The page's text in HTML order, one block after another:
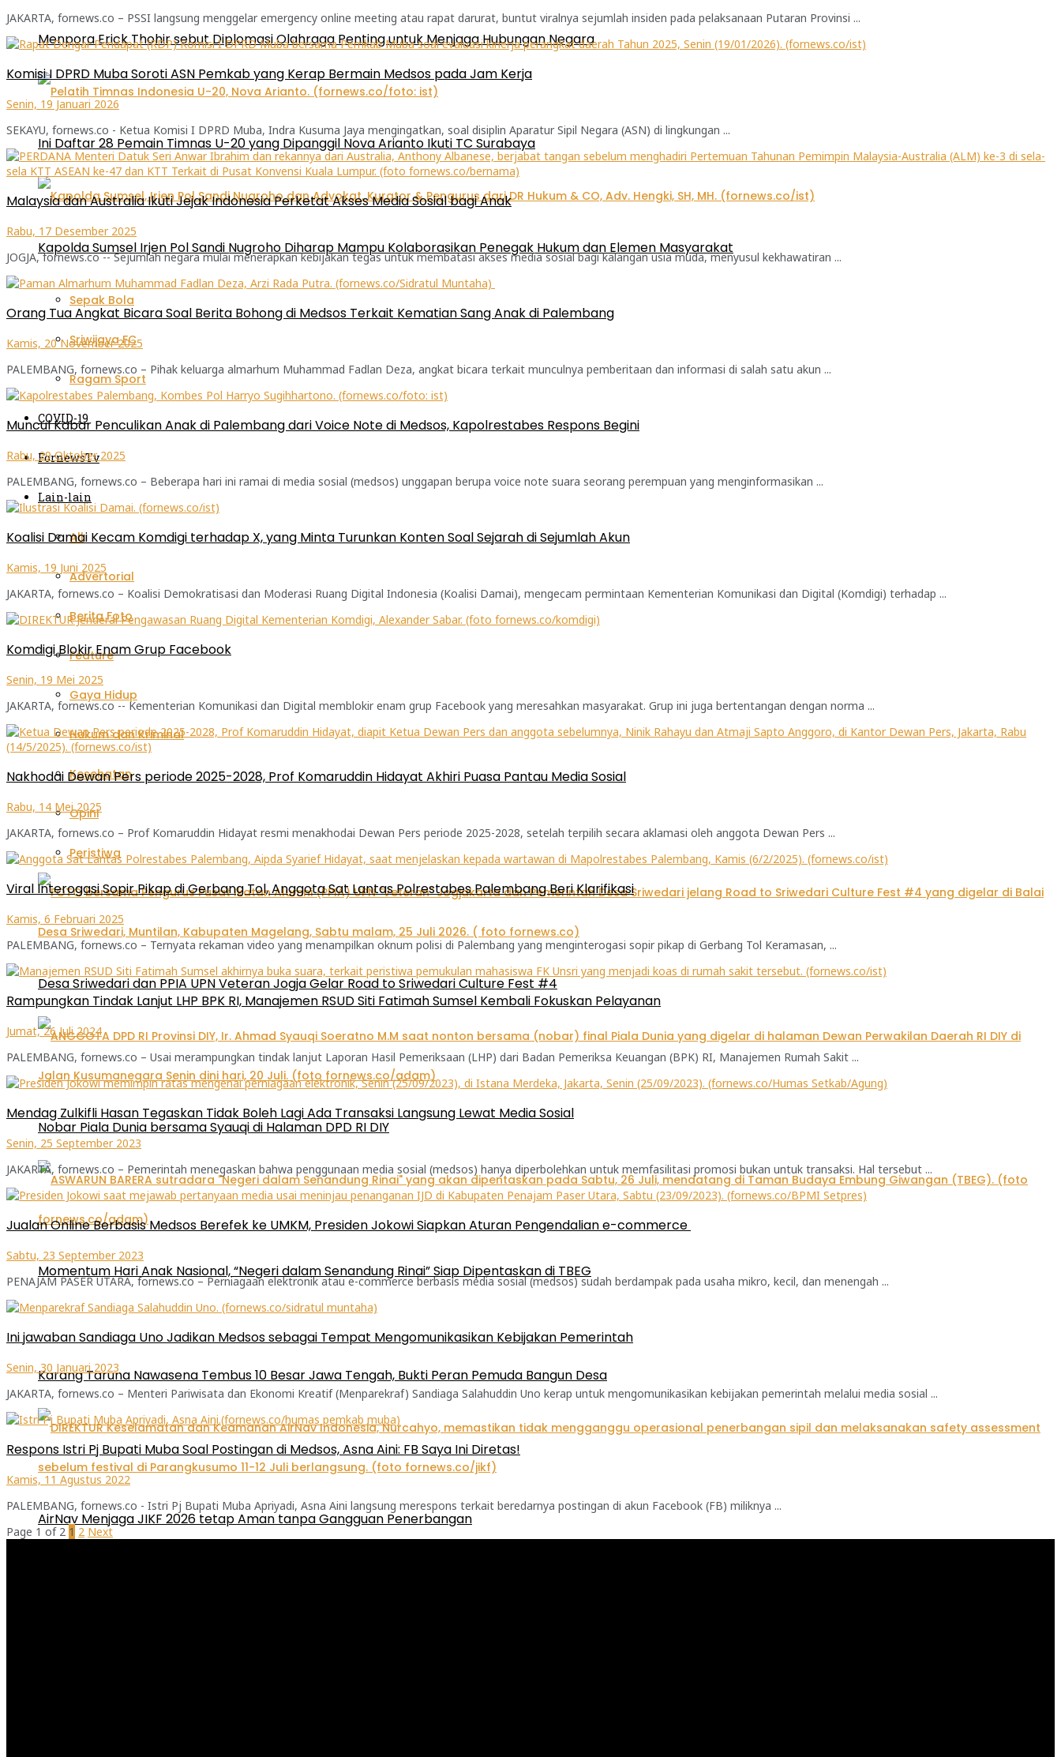
Menpora Erick Thohir sebut Diplomasi Olahraga Penting untuk Menjaga Hubungan Negara
Ini Daftar 28 Pemain Timnas U-20 yang Dipanggil Nova Arianto Ikuti TC Surabaya
Kapolda Sumsel Irjen Pol Sandi Nugroho Diharap Mampu Kolaborasikan Penegak Hukum dan Elemen Masyarakat
Sepak Bola
Sriwijaya FC
Ragam Sport
COVID-19
FornewsTv
Lain-lain
All
Advertorial
Berita Foto
Feature
Gaya Hidup
Hukum dan Kriminal
Kesehatan
Opini
Peristiwa
Desa Sriwedari dan PPIA UPN Veteran Jogja Gelar Road to Sriwedari Culture Fest #4
Nobar Piala Dunia bersama Syauqi di Halaman DPD RI DIY
Momentum Hari Anak Nasional, “Negeri dalam Senandung Rinai” Siap Dipentaskan di TBEG
Karang Taruna Nawasena Tembus 10 Besar Jawa Tengah, Bukti Peran Pemuda Bangun Desa
AirNav Menjaga JIKF 2026 tetap Aman tanpa Gangguan Penerbangan
JAKARTA, fornews.co – PSSI langsung menggelar emergency online meeting atau rapat darurat, buntut viralnya sejumlah insiden pada pelaksanaan Putaran Provinsi ...
Komisi I DPRD Muba Soroti ASN Pemkab yang Kerap Bermain Medsos pada Jam Kerja
Senin, 19 Januari 2026
SEKAYU, fornews.co - Ketua Komisi I DPRD Muba, Indra Kusuma Jaya mengingatkan, soal disiplin Aparatur Sipil Negara (ASN) di lingkungan ...
Malaysia dan Australia Ikuti Jejak Indonesia Perketat Akses Media Sosial bagi Anak
Rabu, 17 Desember 2025
JOGJA, fornews.co -- Sejumlah negara mulai menerapkan kebijakan tegas untuk membatasi akses media sosial bagi kalangan usia muda, menyusul kekhawatiran ...
Orang Tua Angkat Bicara Soal Berita Bohong di Medsos Terkait Kematian Sang Anak di Palembang
Kamis, 20 November 2025
PALEMBANG, fornews.co – Pihak keluarga almarhum Muhammad Fadlan Deza, angkat bicara terkait munculnya pemberitaan dan informasi di salah satu akun ...
Muncul Kabar Penculikan Anak di Palembang dari Voice Note di Medsos, Kapolrestabes Respons Begini
Rabu, 29 Oktober 2025
PALEMBANG, fornews.co – Beberapa hari ini ramai di media sosial (medsos) unggapan berupa voice note suara seorang perempuan yang menginformasikan ...
Koalisi Damai Kecam Komdigi terhadap X, yang Minta Turunkan Konten Soal Sejarah di Sejumlah Akun
Kamis, 19 Juni 2025
JAKARTA, fornews.co – Koalisi Demokratisasi dan Moderasi Ruang Digital Indonesia (Koalisi Damai), mengecam permintaan Kementerian Komunikasi dan Digital (Komdigi) terhadap ...
Komdigi Blokir Enam Grup Facebook
Senin, 19 Mei 2025
JAKARTA, fornews.co -- Kementerian Komunikasi dan Digital memblokir enam grup Facebook yang meresahkan masyarakat. Grup ini juga bertentangan dengan norma ...
Nakhodai Dewan Pers periode 2025-2028, Prof Komaruddin Hidayat Akhiri Puasa Pantau Media Sosial
Rabu, 14 Mei 2025
JAKARTA, fornews.co – Prof Komaruddin Hidayat resmi menakhodai Dewan Pers periode 2025-2028, setelah terpilih secara aklamasi oleh anggota Dewan Pers ...
Viral Interogasi Sopir Pikap di Gerbang Tol, Anggota Sat Lantas Polrestabes Palembang Beri Klarifikasi
Kamis, 6 Februari 2025
PALEMBANG, fornews.co – Ternyata rekaman video yang menampilkan oknum polisi di Palembang yang menginterogasi sopir pikap di Gerbang Tol Keramasan, ...
Rampungkan Tindak Lanjut LHP BPK RI, Manajemen RSUD Siti Fatimah Sumsel Kembali Fokuskan Pelayanan
Jumat, 26 Juli 2024
PALEMBANG, fornews.co – Usai merampungkan tindak lanjut Laporan Hasil Pemeriksaan (LHP) dari Badan Pemeriksa Keuangan (BPK) RI, Manajemen Rumah Sakit ...
Mendag Zulkifli Hasan Tegaskan Tidak Boleh Lagi Ada Transaksi Langsung Lewat Media Sosial
Senin, 25 September 2023
JAKARTA, fornews.co – Pemerintah menegaskan bahwa penggunaan media sosial (medsos) hanya diperbolehkan untuk memfasilitasi promosi bukan untuk transaksi. Hal tersebut ...
Jualan Online Berbasis Medsos Berefek ke UMKM, Presiden Jokowi Siapkan Aturan Pengendalian e-commerce
Sabtu, 23 September 2023
PENAJAM PASER UTARA, fornews.co – Perniagaan elektronik atau e-commerce berbasis media sosial (medsos) sudah berdampak pada usaha mikro, kecil, dan menengah ...
Ini jawaban Sandiaga Uno Jadikan Medsos sebagai Tempat Mengomunikasikan Kebijakan Pemerintah
Senin, 30 Januari 2023
JAKARTA, fornews.co – Menteri Pariwisata dan Ekonomi Kreatif (Menparekraf) Sandiaga Salahuddin Uno kerap untuk mengomunikasikan kebijakan pemerintah melalui media sosial ...
Respons Istri Pj Bupati Muba Soal Postingan di Medsos, Asna Aini: FB Saya Ini Diretas!
Kamis, 11 Agustus 2022
PALEMBANG, fornews.co - Istri Pj Bupati Muba Apriyadi, Asna Aini langsung merespons terkait beredarnya postingan di akun Facebook (FB) miliknya ...
Page 1 of 2 1 2 Next